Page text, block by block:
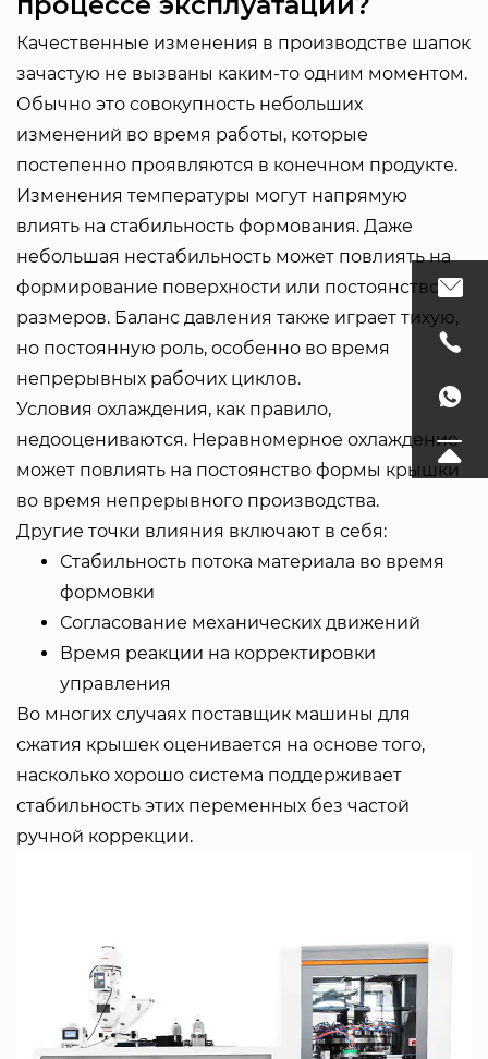
Качественные изменения в производстве шапок
зачастую не вызваны каким-то одним моментом.
Обычно это совокупность небольших
изменений во время работы, которые
постепенно проявляются в конечном продукте.
Изменения температуры могут напрямую
влиять на стабильность формования. Даже
небольшая нестабильность может повлиять на
формирование поверхности или постоянство
размеров. Баланс давления также играет тихую,
но постоянную роль, особенно во время
непрерывных рабочих циклов.
Условия охлаждения, как правило,
недооцениваются. Неравномерное охлаждение
может повлиять на постоянство формы крышки
во время непрерывного производства.
Другие точки влияния включают в себя:
Стабильность потока материала во время
формовки
Согласование механических движений
Время реакции на корректировки
управления
Во многих случаях поставщик машины для
сжатия крышек оценивается на основе того,
насколько хорошо система поддерживает
стабильность этих переменных без частой
ручной коррекции.